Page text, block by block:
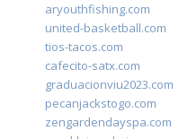
aryouthfishing.com
united-basketball.com
tios-tacos.com
cafecito-satx.com
graduacionviu2023.com
pecanjackstogo.com
zengardendayspa.com